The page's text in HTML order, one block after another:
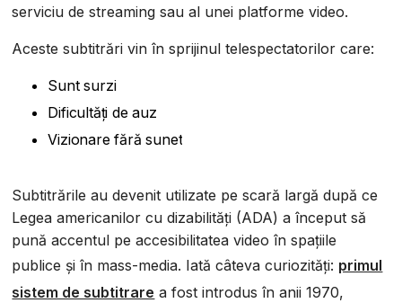
serviciu de streaming sau al unei platforme video.
Aceste subtitrări vin în sprijinul telespectatorilor care:
Sunt surzi
Dificultăți de auz
Vizionare fără sunet
Subtitrările au devenit utilizate pe scară largă după ce
Legea americanilor cu dizabilități (ADA) a început să
pună accentul pe accesibilitatea video în spațiile
publice și în mass-media. Iată câteva curiozități: primul
sistem de subtitrare a fost introdus în anii 1970,